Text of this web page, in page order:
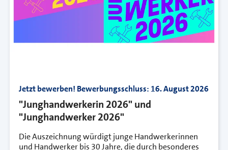
Jetzt bewerben! Bewerbungsschluss: 16. August 2026
"Junghandwerkerin 2026" und
"Junghandwerker 2026"
Die Auszeichnung würdigt junge Handwerkerinnen
und Handwerker bis 30 Jahre, die durch besonderes